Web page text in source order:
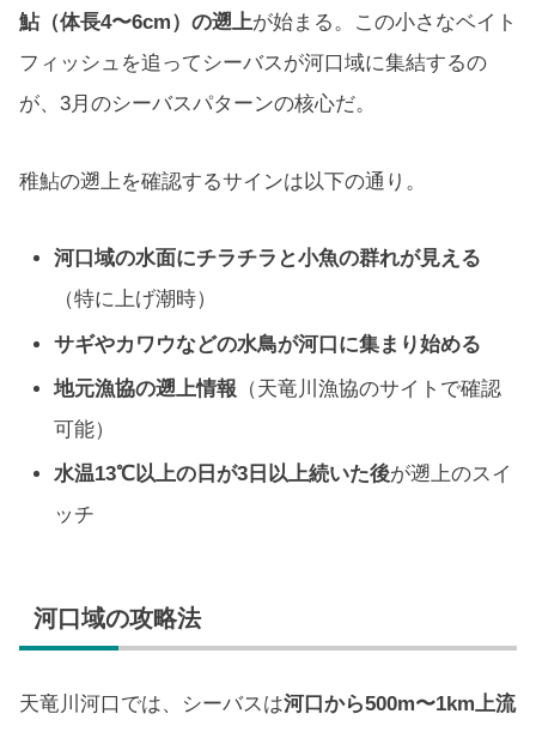
鮎（体長4〜6cm）の遡上が始まる。この小さなベイト
フィッシュを追ってシーバスが河口域に集結するの
が、3月のシーバスパターンの核心だ。
稚鮎の遡上を確認するサインは以下の通り。
河口域の水面にチラチラと小魚の群れが見える
（特に上げ潮時）
サギやカワウなどの水鳥が河口に集まり始める
地元漁協の遡上情報 （天竜川漁協のサイトで確認
可能）
水温13℃以上の日が3日以上続いた後が遡上のスイ
ッチ
河口域の攻略法
天竜川河口では、シーバスは河口から500m〜1km上流